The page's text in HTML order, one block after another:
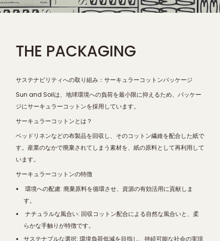
THE PACKAGING
サステナビリティへの取り組み：サーキュラーコットンパッケージ
Sun and Soilは、地球環境への負荷を最小限に抑えるため、パッケー
ジにサーキュラーコットンを採用しています。
サーキュラーコットンとは？
ベッドリネンなどの布製品を回収し、そのコットン繊維を配合した紙で
す。産業のなかで廃棄されてしまう素材を、紙の原料として再利用して
います。
サーキュラーコットンの特徴
環境への配慮: 廃棄原料を循環させ、資源の有効活用に貢献しま
す。
ナチュラルな風合い: 回収コットン配合による自然な風合いと、柔
らかな手触りが特徴です。
サステナブルな選択: 環境負荷低減を目指し、持続可能な社会の実現